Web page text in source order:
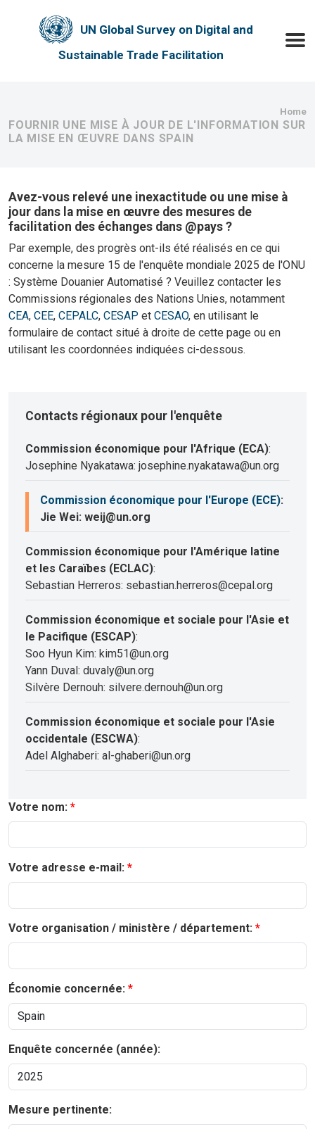
UN Global Survey on Digital and
Sustainable Trade Facilitation
Home
FOURNIR UNE MISE À JOUR DE L'INFORMATION SUR
LA MISE EN ŒUVRE DANS SPAIN
Avez-vous relevé une inexactitude ou une mise à
jour dans la mise en œuvre des mesures de
facilitation des échanges dans @pays ?
Par exemple, des progrès ont-ils été réalisés en ce qui
concerne la mesure 15 de l'enquête mondiale 2025 de l'ONU
: Système Douanier Automatisé ? Veuillez contacter les
Commissions régionales des Nations Unies, notamment
CEA, CEE, CEPALC, CESAP et CESAO, en utilisant le
formulaire de contact situé à droite de cette page ou en
utilisant les coordonnées indiquées ci-dessous.
Contacts régionaux pour l'enquête
Commission économique pour l'Afrique (ECA):
Josephine Nyakatawa: josephine.nyakatawa@un.org
Commission économique pour l'Europe (ECE):
Jie Wei: weij@un.org
Commission économique pour l'Amérique latine
et les Caraïbes (ECLAC):
Sebastian Herreros: sebastian.herreros@cepal.org
Commission économique et sociale pour l'Asie et
le Pacifique (ESCAP):
Soo Hyun Kim: kim51@un.org
Yann Duval: duvaly@un.org
Silvère Dernouh: silvere.dernouh@un.org
Commission économique et sociale pour l'Asie
occidentale (ESCWA):
Adel Alghaberi: al-ghaberi@un.org
Votre nom:
Votre adresse e-mail:
Votre organisation / ministère / département:
Économie concernée:
Enquête concernée (année):
Mesure pertinente: